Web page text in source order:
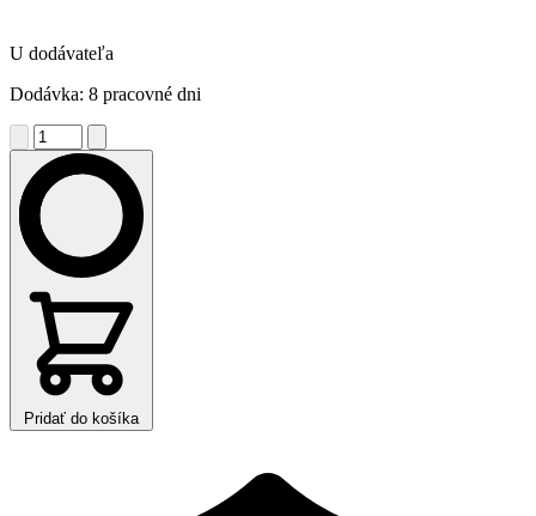
U dodávateľa
Dodávka: 8 pracovné dni
Pridať do košíka